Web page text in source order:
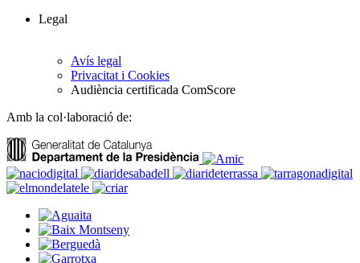
Legal
Avís legal
Privacitat i Cookies
Audiència certificada ComScore
Amb la col·laboració de: